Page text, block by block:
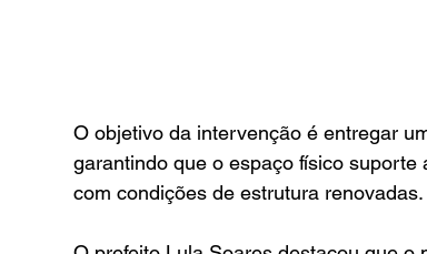
O objetivo da intervenção é entregar
garantindo que o espaço físico
com condições de estrutura renovadas.